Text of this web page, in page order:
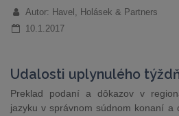
Autor: Havel, Holásek & Partners
10.1.2017
Udalosti uplynulého
Preklad podaní a dôkazov v
jazyku v správnom súdnom konaní a